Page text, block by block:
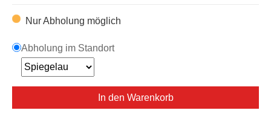
Nur Abholung möglich
Abholung im Standort
In den Warenkorb